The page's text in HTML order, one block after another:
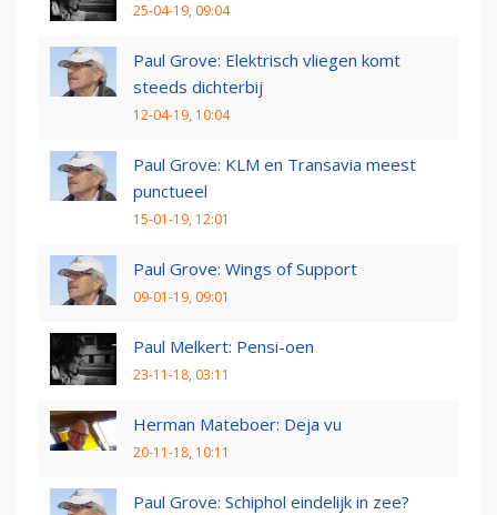
25-04-19, 09:04
Paul Grove: Elektrisch vliegen komt
steeds dichterbij
12-04-19, 10:04
Paul Grove: KLM en Transavia meest
punctueel
15-01-19, 12:01
Paul Grove: Wings of Support
09-01-19, 09:01
Paul Melkert: Pensi-oen
23-11-18, 03:11
Herman Mateboer: Deja vu
20-11-18, 10:11
Paul Grove: Schiphol eindelijk in zee?